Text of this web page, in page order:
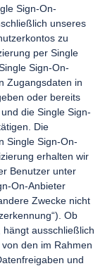
Sign-On-
unseres
zu
per Single
Sign-On-
Zugangsdaten in
oder bereits
die Single Sign-
Die
Single Sign-On-
erhalten wir
Benutzer unter
On-Anbieter
Zwecke nicht
Ob
ausschließlich
den im Rahmen
und